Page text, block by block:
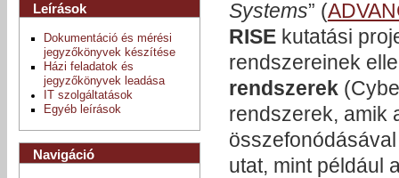
Systems” (
RISEkutatási
rendszereinek
rendszerek
rendszerek, amik
utat, mint például
Leírások
Dokumentáció és mérési
jegyzőkönyvek készítése
Házi feladatok és
jegyzőkönyvek leadása
IT szolgáltatások
Egyéb leírások
Navigáció